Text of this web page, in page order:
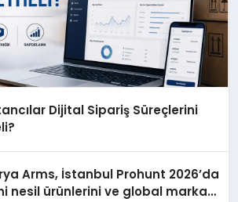
Dijital Sipariş Süreçlerini
Arms, İstanbul Prohunt 2026’da
nesil ürünlerini ve global marka